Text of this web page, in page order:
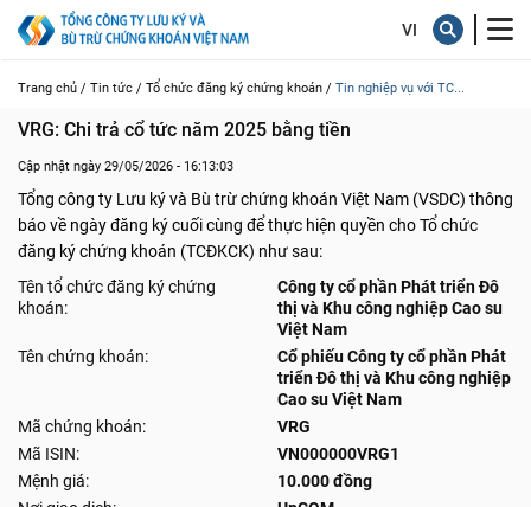
Trang chủ / Tin tức / Tổ chức đăng ký chứng khoán / Tin nghiệp vụ với TC...
VRG: Chi trả cổ tức năm 2025 bằng tiền
Cập nhật ngày 29/05/2026 - 16:13:03
Tổng công ty Lưu ký và Bù trừ chứng khoán Việt Nam (VSDC) thông
báo về ngày đăng ký cuối cùng để thực hiện quyền cho Tổ chức
đăng ký chứng khoán (TCĐKCK) như sau:
Tên tổ chức đăng ký chứng
khoán:
Công ty cổ phần Phát triển Đô
thị và Khu công nghiệp Cao su
Việt Nam
Tên chứng khoán:
Cổ phiếu Công ty cổ phần Phát
triển Đô thị và Khu công nghiệp
Cao su Việt Nam
Mã chứng khoán:
VRG
Mã ISIN:
VN000000VRG1
Mệnh giá:
10.000 đồng